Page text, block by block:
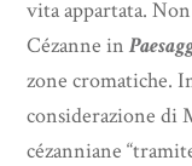
vita appartata.
Cézanne in
zone cromatiche.
considerazione di
cézanniane